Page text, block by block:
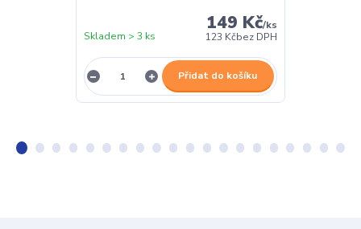
149 Kč/ks
123 Kčbez DPH
Skladem > 3 ks
Přidat do košíku